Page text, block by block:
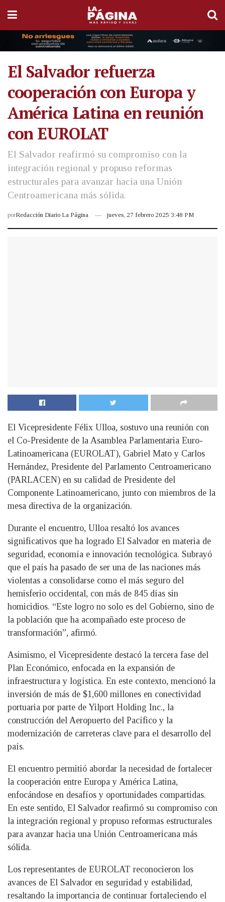
El Salvador refuerza
cooperación con Europa y
América Latina en reunión
con EUROLAT
El Salvador reafirmó su compromiso con la
integración regional y propuso reformas
estructurales para avanzar hacia una Unión
Centroamericana más sólida.
porRedacción Diario La Página jueves, 27 febrero 2025 3:48 PM
El Vicepresidente Félix Ulloa, sostuvo una reunión con
el Co-Presidente de la Asamblea Parlamentaria Euro-
Latinoamericana (EUROLAT), Gabriel Mato y Carlos
Hernández, Presidente del Parlamento Centroamericano
(PARLACEN) en su calidad de Presidente del
Componente Latinoamericano, junto con miembros de la
mesa directiva de la organización.
Durante el encuentro, Ulloa resaltó los avances
significativos que ha logrado El Salvador en materia de
seguridad, economía e innovación tecnológica. Subrayó
que el país ha pasado de ser una de las naciones más
violentas a consolidarse como el más seguro del
hemisferio occidental, con más de 845 días sin
homicidios. “Este logro no solo es del Gobierno, sino de
la población que ha acompañado este proceso de
transformación”, afirmó.
Asimismo, el Vicepresidente destacó la tercera fase del
Plan Económico, enfocada en la expansión de
infraestructura y logística. En este contexto, mencionó la
inversión de más de $1,600 millones en conectividad
portuaria por parte de Yilport Holding Inc., la
construcción del Aeropuerto del Pacífico y la
modernización de carreteras clave para el desarrollo del
país.
El encuentro permitió abordar la necesidad de fortalecer
la cooperación entre Europa y América Latina,
enfocándose en desafíos y oportunidades compartidas.
En este sentido, El Salvador reafirmó su compromiso con
la integración regional y propuso reformas estructurales
para avanzar hacia una Unión Centroamericana más
sólida.
Los representantes de EUROLAT reconocieron los
avances de El Salvador en seguridad y estabilidad,
resaltando la importancia de continuar fortaleciendo el